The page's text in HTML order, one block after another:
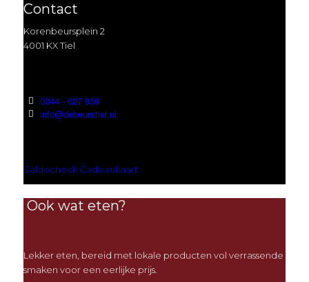
Contact
Korenbeursplein 2
4001 KX Tiel
0344 - 627 959
info@debeurstiel.nl
Saldocheck Cadeaukaart
Ook wat eten?
Lekker eten, bereid met lokale producten vol verrassende
smaken voor een eerlijke prijs.